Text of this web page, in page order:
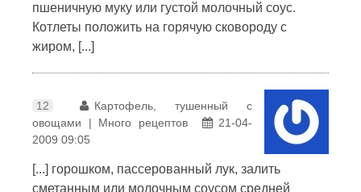
пшеничную муку или густой молочный соус.
Котлеты положить на горячую сковороду с
жиром, [...]
12
Картофель, тушенный с
овощами | Много рецептов
21-04-
2009 09:05
[...] горошком, пассерованный лук, залить
сметанным или молочным соусом средней